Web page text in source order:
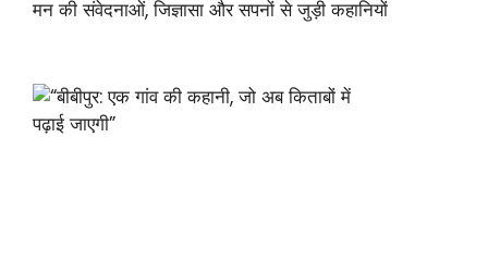
मन की संवेदनाओं, जिज्ञासा और सपनों से जुड़ी कहानियों